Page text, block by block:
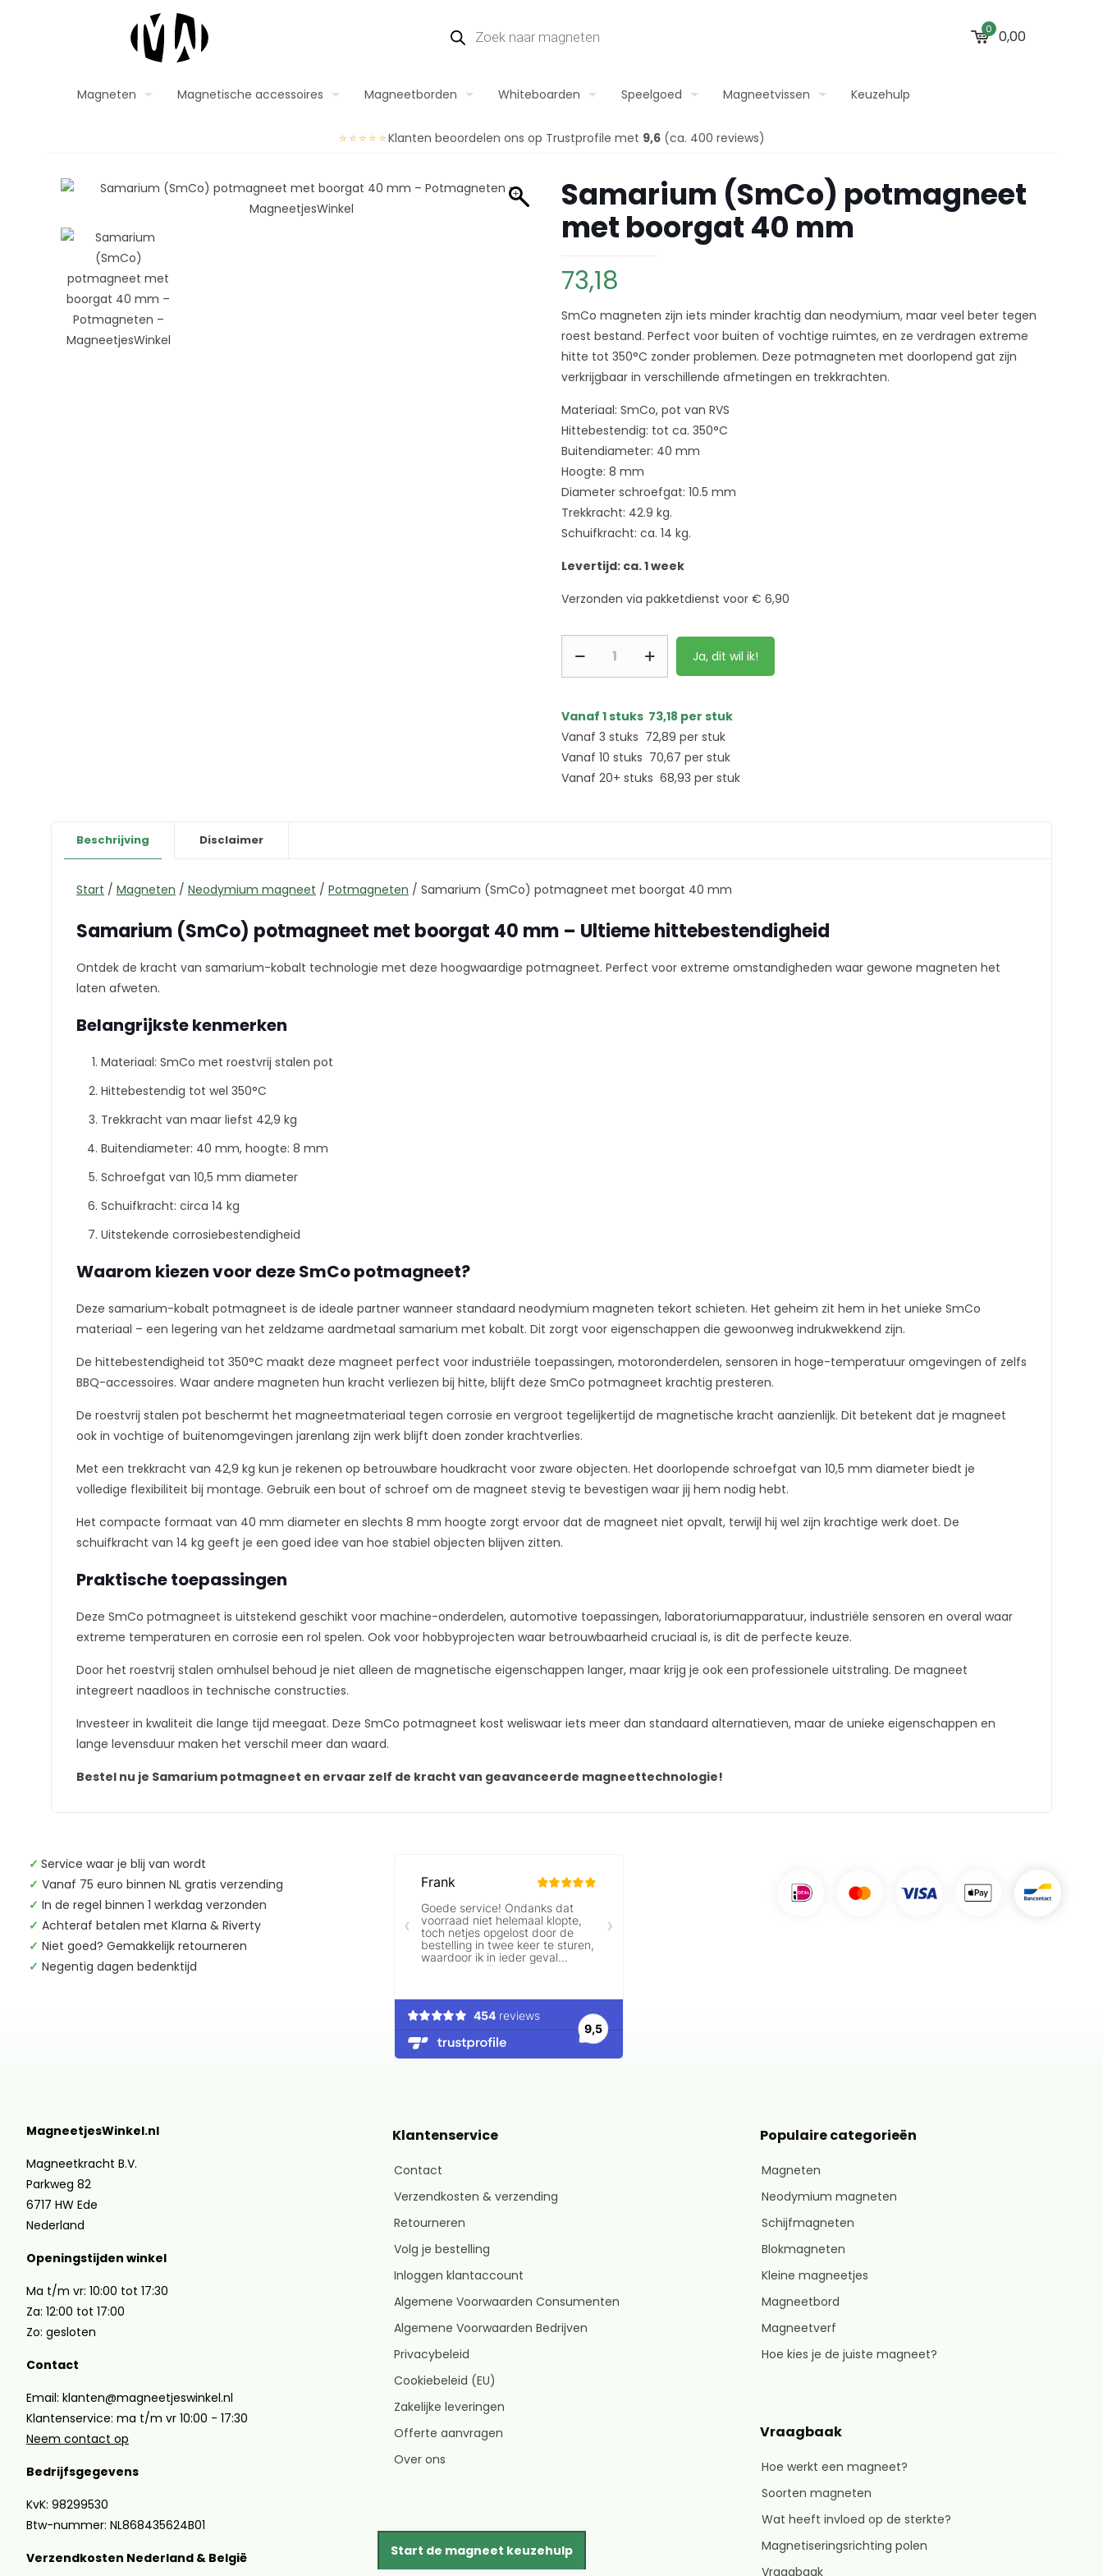
0 0,00
Magneten Magnetische accessoires Magneetborden Whiteboarden Speelgoed Magneetvissen Keuzehulp
⭐⭐⭐⭐⭐Klanten beoordelen ons op Trustprofile met 9,6(ca. 400 reviews)
Samarium (SmCo) potmagneet
met boorgat 40 mm
73,18
SmCo magneten zijn iets minder krachtig dan neodymium, maar veel beter tegen
roest bestand. Perfect voor buiten of vochtige ruimtes, en ze verdragen extreme
hitte tot 350°C zonder problemen. Deze potmagneten met doorlopend gat zijn
verkrijgbaar in verschillende afmetingen en trekkrachten.
Materiaal: SmCo, pot van RVS
Hittebestendig: tot ca. 350°C
Buitendiameter: 40 mm
Hoogte: 8 mm
Diameter schroefgat: 10.5 mm
Trekkracht: 42.9 kg.
Schuifkracht: ca. 14 kg.
Levertijd: ca. 1 week
Verzonden via pakketdienst voor € 6,90
Ja, dit wil ik!
Vanaf 1 stuks 73,18 per stuk
Vanaf 3 stuks 72,89 per stuk
Vanaf 10 stuks 70,67 per stuk
Vanaf 20+ stuks 68,93 per stuk
Beschrijving Disclaimer
Start / Magneten / Neodymium magneet / Potmagneten / Samarium (SmCo) potmagneet met boorgat 40 mm
Samarium (SmCo) potmagneet met boorgat 40 mm – Ultieme hittebestendigheid
Ontdek de kracht van samarium-kobalt technologie met deze hoogwaardige potmagneet. Perfect voor extreme omstandigheden waar gewone magneten het
laten afweten.
Belangrijkste kenmerken
Materiaal: SmCo met roestvrij stalen pot
Hittebestendig tot wel 350°C
Trekkracht van maar liefst 42,9 kg
Buitendiameter: 40 mm, hoogte: 8 mm
Schroefgat van 10,5 mm diameter
Schuifkracht: circa 14 kg
Uitstekende corrosiebestendigheid
Waarom kiezen voor deze SmCo potmagneet?
Deze samarium-kobalt potmagneet is de ideale partner wanneer standaard neodymium magneten tekort schieten. Het geheim zit hem in het unieke SmCo
materiaal – een legering van het zeldzame aardmetaal samarium met kobalt. Dit zorgt voor eigenschappen die gewoonweg indrukwekkend zijn.
De hittebestendigheid tot 350°C maakt deze magneet perfect voor industriële toepassingen, motoronderdelen, sensoren in hoge-temperatuur omgevingen of zelfs
BBQ-accessoires. Waar andere magneten hun kracht verliezen bij hitte, blijft deze SmCo potmagneet krachtig presteren.
De roestvrij stalen pot beschermt het magneetmateriaal tegen corrosie en vergroot tegelijkertijd de magnetische kracht aanzienlijk. Dit betekent dat je magneet
ook in vochtige of buitenomgevingen jarenlang zijn werk blijft doen zonder krachtverlies.
Met een trekkracht van 42,9 kg kun je rekenen op betrouwbare houdkracht voor zware objecten. Het doorlopende schroefgat van 10,5 mm diameter biedt je
volledige flexibiliteit bij montage. Gebruik een bout of schroef om de magneet stevig te bevestigen waar jij hem nodig hebt.
Het compacte formaat van 40 mm diameter en slechts 8 mm hoogte zorgt ervoor dat de magneet niet opvalt, terwijl hij wel zijn krachtige werk doet. De
schuifkracht van 14 kg geeft je een goed idee van hoe stabiel objecten blijven zitten.
Praktische toepassingen
Deze SmCo potmagneet is uitstekend geschikt voor machine-onderdelen, automotive toepassingen, laboratoriumapparatuur, industriële sensoren en overal waar
extreme temperaturen en corrosie een rol spelen. Ook voor hobbyprojecten waar betrouwbaarheid cruciaal is, is dit de perfecte keuze.
Door het roestvrij stalen omhulsel behoud je niet alleen de magnetische eigenschappen langer, maar krijg je ook een professionele uitstraling. De magneet
integreert naadloos in technische constructies.
Investeer in kwaliteit die lange tijd meegaat. Deze SmCo potmagneet kost weliswaar iets meer dan standaard alternatieven, maar de unieke eigenschappen en
lange levensduur maken het verschil meer dan waard.
Bestel nu je Samarium potmagneet en ervaar zelf de kracht van geavanceerde magneettechnologie!
✓ Service waar je blij van wordt
✓ Vanaf 75 euro binnen NL gratis verzending
✓ In de regel binnen 1 werkdag verzonden
✓ Achteraf betalen met Klarna & Riverty
✓ Niet goed? Gemakkelijk retourneren
✓ Negentig dagen bedenktijd
MagneetjesWinkel.nl
Magneetkracht B.V.
Parkweg 82
6717 HW Ede
Nederland
Openingstijden winkel
Ma t/m vr: 10:00 tot 17:30
Za: 12:00 tot 17:00
Zo: gesloten
Contact
Email: klanten@magneetjeswinkel.nl
Klantenservice: ma t/m vr 10:00 - 17:30
Neem contact op
Bedrijfsgegevens
KvK: 98299530
Btw-nummer: NL868435624B01
Verzendkosten Nederland & België
Klantenservice
Contact
Verzendkosten & verzending
Retourneren
Volg je bestelling
Inloggen klantaccount
Algemene Voorwaarden Consumenten
Algemene Voorwaarden Bedrijven
Privacybeleid
Cookiebeleid (EU)
Zakelijke leveringen
Offerte aanvragen
Over ons
Start de magneet keuzehulp
Populaire categorieën
Magneten
Neodymium magneten
Schijfmagneten
Blokmagneten
Kleine magneetjes
Magneetbord
Magneetverf
Hoe kies je de juiste magneet?
Vraagbaak
Hoe werkt een magneet?
Soorten magneten
Wat heeft invloed op de sterkte?
Magnetiseringsrichting polen
Vraagbaak